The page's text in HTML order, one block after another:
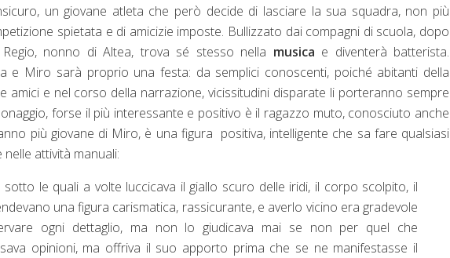
un giovane atleta che però decide di lasciare la sua squadra, non più
spietata e di amicizie imposte. Bullizzato dai compagni di scuola, dopo
nonno di Altea, trova sé stesso nella musica e diventerà batterista.
e Miro sarà proprio una festa: da semplici conoscenti, poiché abitanti della
amici e nel corso della narrazione, vicissitudini disparate li porteranno sempre
forse il più interessante e positivo è il ragazzo muto, conosciuto anche
più giovane di Miro, è una figura positiva, intelligente che sa fare qualsiasi
attività manuali:
le quali a volte luccicava il giallo scuro delle iridi, il corpo scolpito, il
una figura carismatica, rassicurante, e averlo vicino era gradevole
ogni dettaglio, ma non lo giudicava mai se non per quel che
opinioni, ma offriva il suo apporto prima che se ne manifestasse il